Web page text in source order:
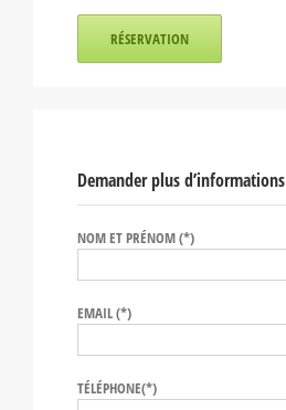
RÉSERVATION
Demander plus d’informations
NOM ET PRÉNOM (*)
EMAIL (*)
TÉLÉPHONE(*)